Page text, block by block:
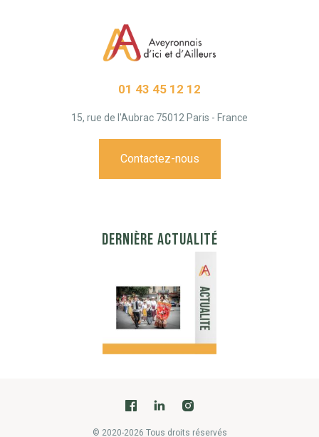
01 43 45 12 12
15, rue de l'Aubrac 75012 Paris - France
Contactez-nous
DERNIÈRE ACTUALITÉ
© 2020-2026 Tous droits réservés